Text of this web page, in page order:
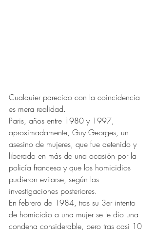
Cualquier parecido con la coincidencia
es mera realidad.
Paris, años entre 1980 y 1997,
aproximadamente, Guy Georges, un
asesino de mujeres, que fue detenido y
liberado en más de una ocasión por la
policía francesa y que los homicidios
pudieron evitarse, según las
investigaciones posteriores.
En febrero de 1984, tras su 3er intento
de homicidio a una mujer se le dio una
condena considerable, pero tras casi 10